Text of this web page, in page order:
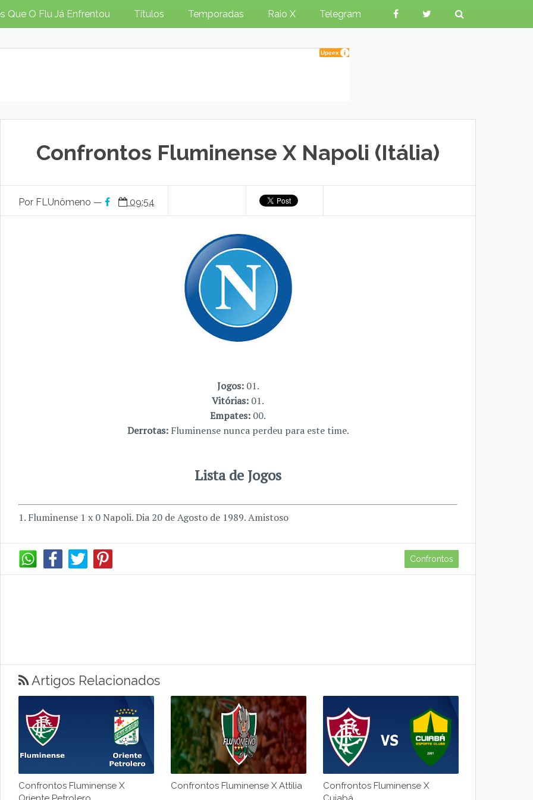
Que O Flu Já Enfrentou Títulos Temporadas Raio X Telegram
Confrontos Fluminense X Napoli (Itália)
Por FLUnômeno — 09:54
Jogos: 01.
Vitórias: 01.
Empates: 00.
Derrotas: Fluminense nunca perdeu para este time.
Lista de Jogos
1. Fluminense 1 x 0 Napoli. Dia 20 de Agosto de 1989. Amistoso
Confrontos
Artigos Relacionados
Confrontos Fluminense X
Confrontos Fluminense X Attilia
Confrontos Fluminense X